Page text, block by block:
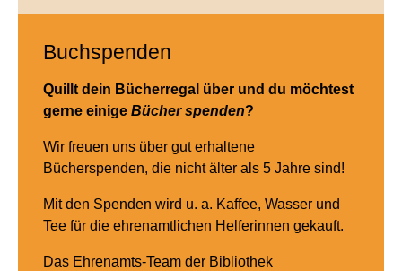
Buchspenden
Quillt dein Bücherregal über und du möchtest
gerne einige Bücher spenden?
Wir freuen uns über gut erhaltene
Bücherspenden, die nicht älter als 5 Jahre sind!
Mit den Spenden wird u. a. Kaffee, Wasser und
Tee für die ehrenamtlichen Helferinnen gekauft.
Das Ehrenamts-Team der Bibliothek